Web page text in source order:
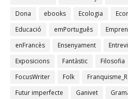
Dona
ebooks Ecologia
Educació
emPortuguês
enFrancès
Ensenyament
Exposicions
Fantàstic Filosofia
FocusWriter
Folk
Futur imperfecte
Ganivet